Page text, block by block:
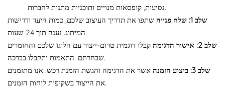
נסיעות, קופסאות מנויים ותוכניות מתנות לחברות.
שלב 1: שלח פנייה
שתפו את תדריך העיצוב שלכם, כמות היעד ודרישות
המיתוג. נענה תוך 24 שעות.
שלב 2: אישור הדגימה
קבלו דוגמית טרום-ייצור עם הלוגו שלכם והחומרים
שבחרתם. התאמות יתקבלו בברכה.
שלב 3: ביצוע הזמנה
אשר את הדגימה והגשת הזמנת רכש. אנו מתזמנים
את הייצור בשקיפות לוחות הזמנים.